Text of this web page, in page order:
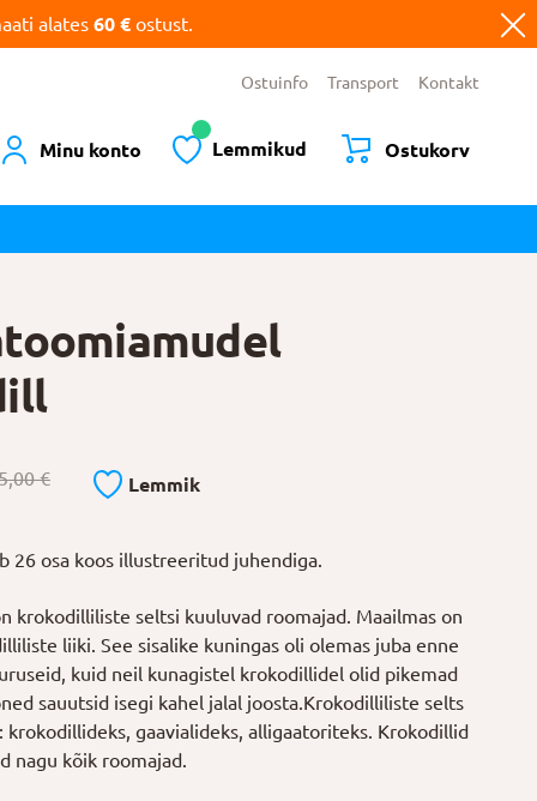
alates 60 € ostust.
Ostuinfo Transport Kontakt
Minu konto Lemmikud Ostukorv
€ Lemmik
26 osa koos illustreeritud juhendiga.
krokodilliliste seltsi kuuluvad roomajad. Maailmas on
liiki. See sisalike kuningas oli olemas juba enne
kuid neil kunagistel krokodillidel olid pikemad
sauutsid isegi kahel jalal joosta.Krokodilliliste selts
krokodillideks, gaavialideks, alligaatoriteks. Krokodillid
nagu kõik roomajad.